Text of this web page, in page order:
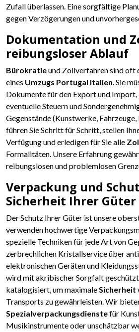
Zufall überlassen. Eine sorgfältige
gegen Verzögerungen und
Dokumentation und
reibungsloser Ablauf
Bürokratieund Zollverfahren sind
eines Umzugs Portugal Italien. Sie
Dokumente für den Export und
eventuelle Steuern und
Gegenstände (Kunstwerke,
führen Sie Schritt für Schritt, stellen
Verfügung und erledigen für Sie alle
Formalitäten. Unsere Erfahrung
reibungslosen und problemlosen
Verpackung und
Sicherheit Ihrer Güter
Der Schutz Ihrer Güter ist unsere
verwenden hochwertige
spezielle Techniken für jede Art von
zerbrechlichen Kristallservice über
elektronischen Geräten und
wird mit akribischer Sorgfalt
katalogisiert, um maximaleSicherheit
Transports zu gewährleisten. Wir
Spezialverpackungsdienstefür
Musikinstrumente oder unschätzbar